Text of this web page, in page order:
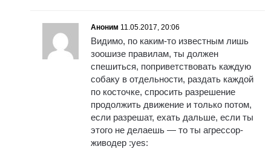
Аноним 11.05.2017, 20:06
Видимо, по каким-то известным лишь
зоошизе правилам, ты должен
спешиться, поприветствовать каждую
собаку в отдельности, раздать каждой
по косточке, спросить разрешение
продолжить движение и только потом,
если разрешат, ехать дальше, если ты
этого не делаешь — то ты агрессор-
живодер :yes: